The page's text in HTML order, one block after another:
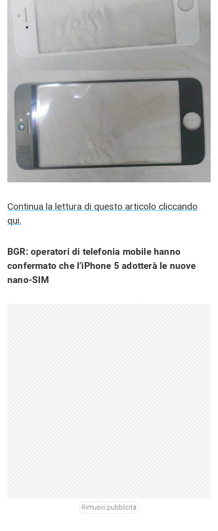
Continua la lettura di questo articolo cliccando
qui.
BGR: operatori di telefonia mobile hanno
confermato che l’iPhone 5 adotterà le nuove
nano-SIM
Rimuovi pubblicità